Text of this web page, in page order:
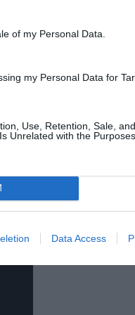
of my Personal Data.
my Personal Data for
Use, Retention, Sale,
Unrelated with the
Data Access
di annegatipiù di
vittime dei viaggi
“da carezza,
prima di partire”.